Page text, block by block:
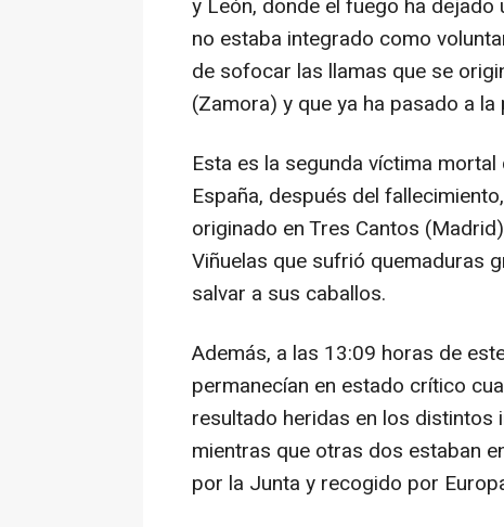
y León, donde el fuego ha
no estaba integrado como
de sofocar las llamas que se
(Zamora) y que ya ha pasado a
Esta es la segunda víctima
España, después del
originado en Tres Cantos
Viñuelas que sufrió quemaduras
salvar a sus caballos.
Además, a las 13:09 horas de
permanecían en estado crítico
resultado heridas en los
mientras que otras dos estaban
por la Junta y recogido por